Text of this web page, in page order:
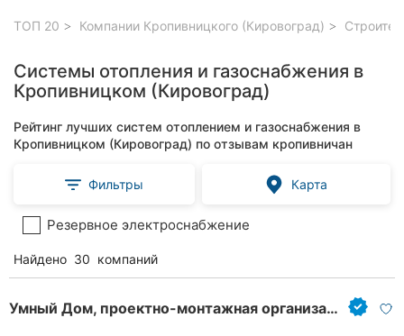
ТОП 20 Компании Кропивницкого (Кировоград)
Системы отопления и газоснабжения в
Кропивницком (Кировоград)
Рейтинг лучших систем отоплением и газоснабжения в
Кропивницком (Кировоград) по отзывам кропивничан
Фильтры Карта
Резервное электроснабжение
Найдено 30 компаний
Умный Дом, проектно-монтажная организация